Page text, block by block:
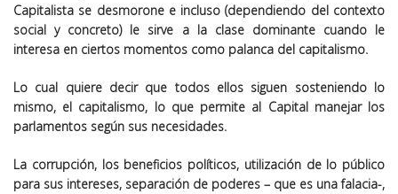
Capitalista se desmorone e incluso (dependiendo del contexto
social y concreto) le sirve a la clase dominante cuando le
interesa en ciertos momentos como palanca del capitalismo.
Lo cual quiere decir que todos ellos siguen sosteniendo lo
mismo, el capitalismo, lo que permite al Capital manejar los
parlamentos según sus necesidades.
La corrupción, los beneficios políticos, utilización de lo público
para sus intereses, separación de poderes – que es una falacia-,